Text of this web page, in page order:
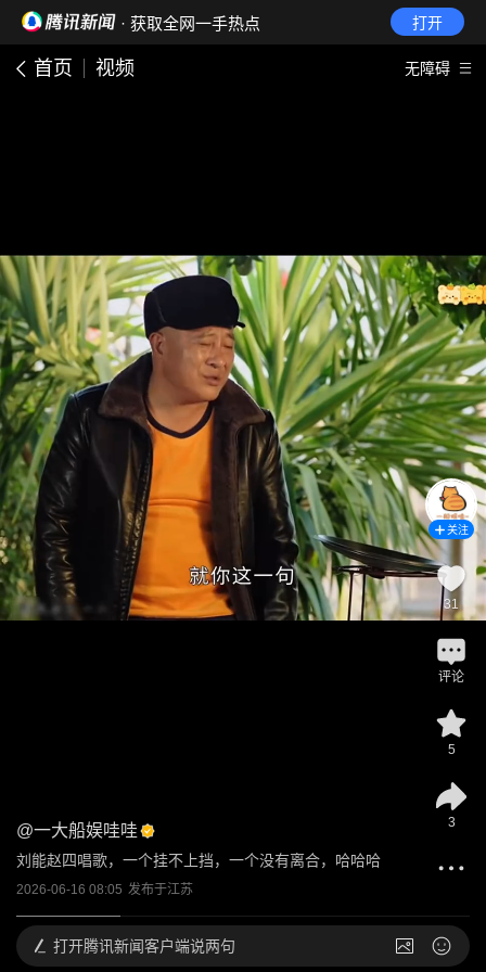
· 获取全网一手热点 打开
首页 视频 无障碍
@一大船娱哇哇
刘能赵四唱歌，一个挂不上挡，一个没有离合，哈哈哈
2026-06-16 08:05 发布于江苏
关注
31
评论
5
3
打开腾讯新闻客户端说两句